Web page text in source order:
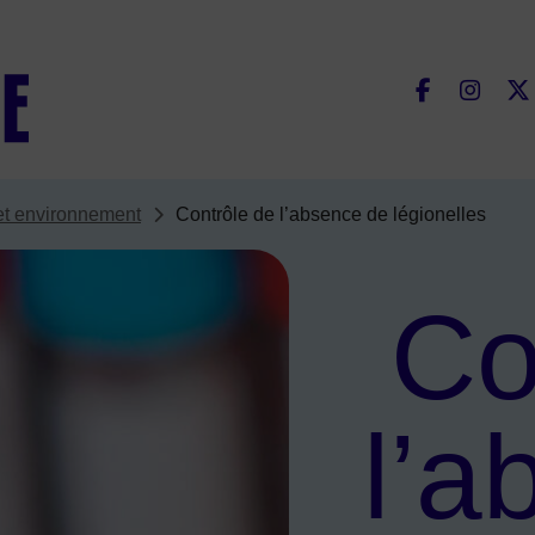
environnement Contrôle de l’absence de légionelles